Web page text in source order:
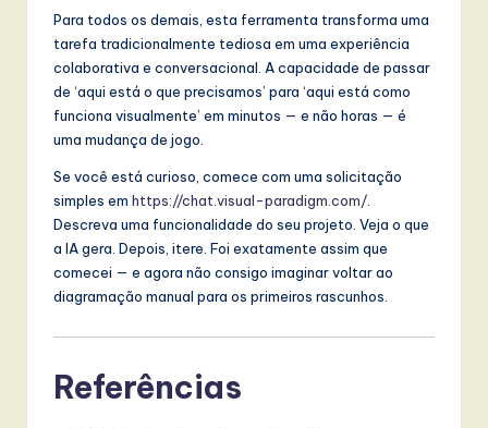
Para todos os demais, esta ferramenta transforma uma
tarefa tradicionalmente tediosa em uma experiência
colaborativa e conversacional. A capacidade de passar
de ‘aqui está o que precisamos’ para ‘aqui está como
funciona visualmente’ em minutos — e não horas — é
uma mudança de jogo.
Se você está curioso, comece com uma solicitação
simples em https://chat.visual-paradigm.com/.
Descreva uma funcionalidade do seu projeto. Veja o que
a IA gera. Depois, itere. Foi exatamente assim que
comecei — e agora não consigo imaginar voltar ao
diagramação manual para os primeiros rascunhos.
Referências